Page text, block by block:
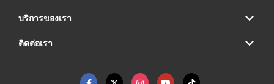
บริการของเรา
ติดต่อเรา